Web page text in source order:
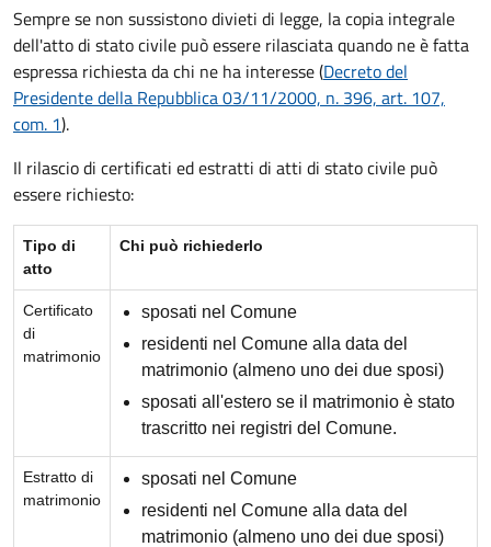
Sempre se non sussistono divieti di legge, la copia integrale
dell'atto di stato civile può essere rilasciata quando ne è fatta
espressa richiesta da chi ne ha interesse (Decreto del
Presidente della Repubblica 03/11/2000, n. 396, art. 107,
com. 1).
Il rilascio di certificati ed estratti di atti di stato civile può
essere richiesto:
Tipo di
atto
Chi può richiederlo
Certificato
di
matrimonio
sposati nel Comune
residenti nel Comune alla data del
matrimonio (almeno uno dei due sposi)
sposati all'estero se il matrimonio è stato
trascritto nei registri del Comune.
Estratto di
matrimonio
sposati nel Comune
residenti nel Comune alla data del
matrimonio (almeno uno dei due sposi)